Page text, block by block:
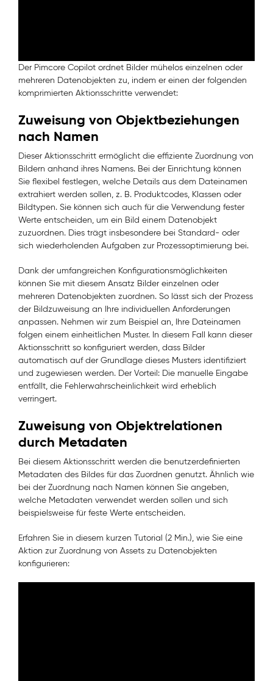
Der Pimcore Copilot ordnet Bilder mühelos einzelnen oder
mehreren Datenobjekten zu, indem er einen der folgenden
komprimierten Aktionsschritte verwendet:
Zuweisung von Objektbeziehungen
nach Namen
Dieser Aktionsschritt ermöglicht die effiziente Zuordnung von
Bildern anhand ihres Namens. Bei der Einrichtung können
Sie flexibel festlegen, welche Details aus dem Dateinamen
extrahiert werden sollen, z. B. Produktcodes, Klassen oder
Bildtypen. Sie können sich auch für die Verwendung fester
Werte entscheiden, um ein Bild einem Datenobjekt
zuzuordnen. Dies trägt insbesondere bei Standard- oder
sich wiederholenden Aufgaben zur Prozessoptimierung bei.
Dank der umfangreichen Konfigurationsmöglichkeiten
können Sie mit diesem Ansatz Bilder einzelnen oder
mehreren Datenobjekten zuordnen. So lässt sich der Prozess
der Bildzuweisung an Ihre individuellen Anforderungen
anpassen. Nehmen wir zum Beispiel an, Ihre Dateinamen
folgen einem einheitlichen Muster. In diesem Fall kann dieser
Aktionsschritt so konfiguriert werden, dass Bilder
automatisch auf der Grundlage dieses Musters identifiziert
und zugewiesen werden. Der Vorteil: Die manuelle Eingabe
entfällt, die Fehlerwahrscheinlichkeit wird erheblich
verringert.
Zuweisung von Objektrelationen
durch Metadaten
Bei diesem Aktionsschritt werden die benutzerdefinierten
Metadaten des Bildes für das Zuordnen genutzt. Ähnlich wie
bei der Zuordnung nach Namen können Sie angeben,
welche Metadaten verwendet werden sollen und sich
beispielsweise für feste Werte entscheiden.
Erfahren Sie in diesem kurzen Tutorial (2 Min.), wie Sie eine
Aktion zur Zuordnung von Assets zu Datenobjekten
konfigurieren: